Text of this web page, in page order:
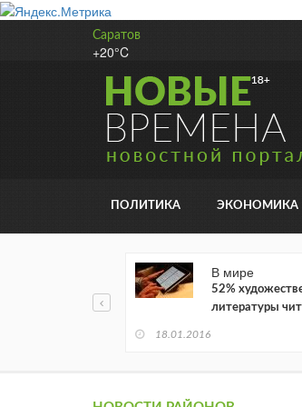
Саратов
+20°C
ПОЛИТИКА ЭКОНОМИКА
В мире
52%
литературы
18.01.2016